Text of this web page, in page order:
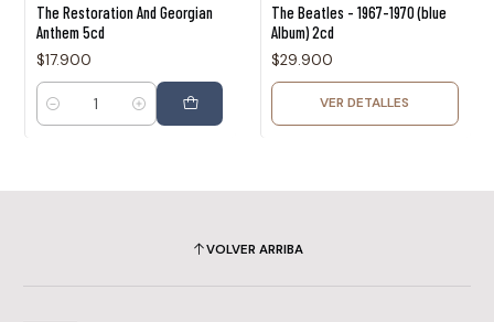
The Restoration And Georgian
Anthem 5cd
$17.900
Cantidad
The Beatles - 1967-1970 (blue
Album) 2cd
$29.900
VER DETALLES
VOLVER ARRIBA